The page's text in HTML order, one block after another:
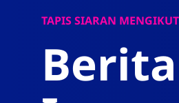
TAPIS SIARAN